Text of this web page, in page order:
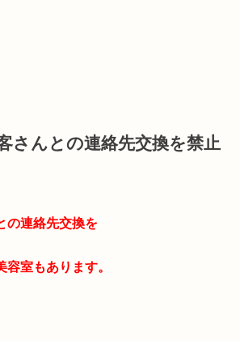
さんとの連絡先交換を禁止
の連絡先交換を
容室もあります。